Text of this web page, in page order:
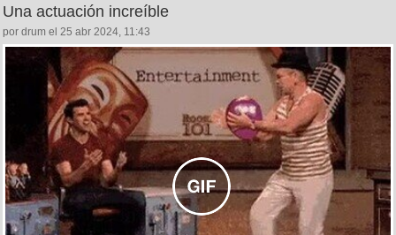
Una actuación increíble
por drum el 25 abr 2024, 11:43